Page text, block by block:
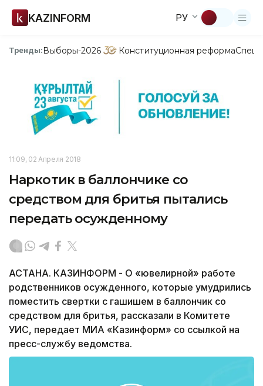
KAZINFORM РУ
Тренды:Выборы-2026 Конституционная реформа
11:09, 02 Апреля 2018
Наркотик в баллончике со
средством для бритья пытались
передать осужденному
АСТАНА. КАЗИНФОРМ - О «ювелирной» работе
родственников осужденного, которые умудрились
поместить свертки с гашишем в баллончик со
средством для бритья, рассказали в Комитете
УИС, передает МИА «Казинформ» со ссылкой на
пресс-службу ведомства.